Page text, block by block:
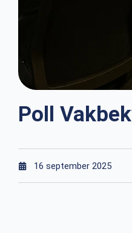
Poll
16 september 2025